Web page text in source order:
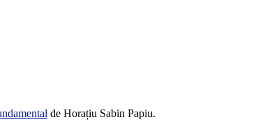
de Horațiu Sabin Papiu.